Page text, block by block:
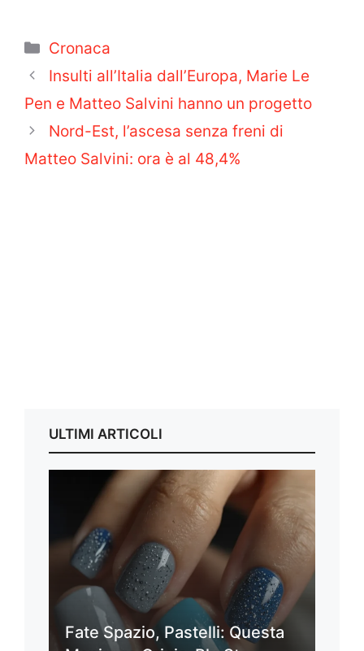
Categorie
Cronaca
Insulti all’Italia dall’Europa, Marie Le
Pen e Matteo Salvini hanno un progetto
Nord-Est, l’ascesa senza freni di
Matteo Salvini: ora è al 48,4%
ULTIMI ARTICOLI
Fate Spazio, Pastelli: Questa